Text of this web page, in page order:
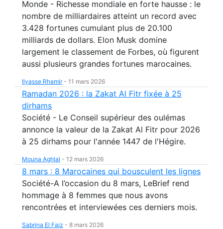
Monde - Richesse mondiale en forte hausse : le
nombre de milliardaires atteint un record avec
3.428 fortunes cumulant plus de 20.100
milliards de dollars. Elon Musk domine
largement le classement de Forbes, où figurent
aussi plusieurs grandes fortunes marocaines.
Ilyasse Rhamir- 11 mars 2026
Ramadan 2026 : la Zakat Al Fitr fixée à 25
dirhams
Société - Le Conseil supérieur des oulémas
annonce la valeur de la Zakat Al Fitr pour 2026
à 25 dirhams pour l'année 1447 de l'Hégire.
Mouna Aghlal - 12 mars 2026
8 mars : 8 Marocaines qui bousculent les lignes
Société-A l’occasion du 8 mars, LeBrief rend
hommage à 8 femmes que nous avons
rencontrées et interviewées ces derniers mois.
Sabrina El Faiz - 8 mars 2026